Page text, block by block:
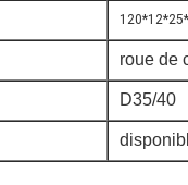
roue de
D35/40